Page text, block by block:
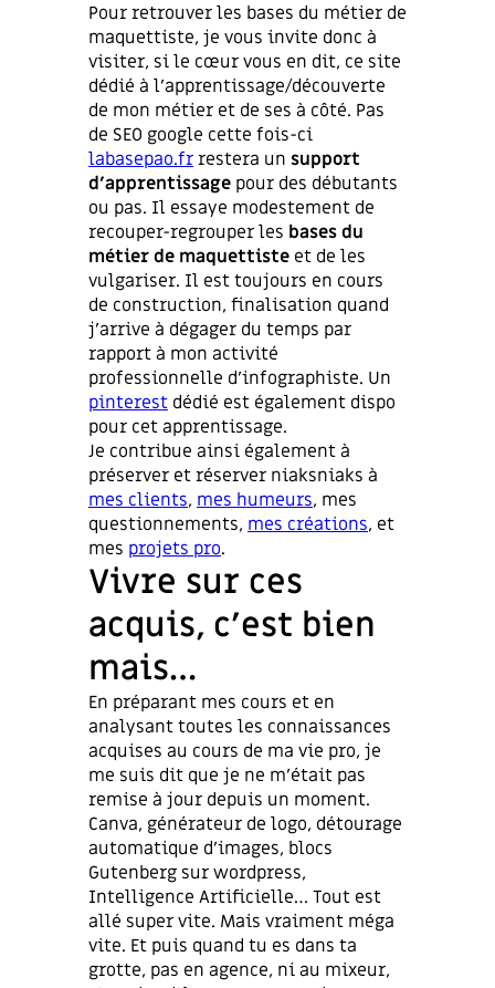
Pour retrouver les bases du métier de
maquettiste, je vous invite donc à
visiter, si le cœur vous en dit, ce site
dédié à l’apprentissage/découverte
de mon métier et de ses à côté. Pas
de SEO google cette fois-ci
labasepao.frrestera un support
d’apprentissage pour des débutants
ou pas. Il essaye modestement de
recouper-regrouper les bases du
métier de maquettiste et de les
vulgariser. Il est toujours en cours
de construction, finalisation quand
j’arrive à dégager du temps par
rapport à mon activité
professionnelle d’infographiste. Un
pinterest dédié est également dispo
pour cet apprentissage.
Je contribue ainsi également à
préserver et réserver niaksniaks à
mes clients,mes humeurs, mes
questionnements,mes créations, et
mes projets pro.
Vivre sur ces
acquis, c’est bien
mais…
En préparant mes cours et en
analysant toutes les connaissances
acquises au cours de ma vie pro, je
me suis dit que je ne m’était pas
remise à jour depuis un moment.
Canva, générateur de logo, détourage
automatique d’images, blocs
Gutenberg sur wordpress,
Intelligence Artificielle… Tout est
allé super vite. Mais vraiment méga
vite. Et puis quand tu es dans ta
grotte, pas en agence, ni au mixeur,